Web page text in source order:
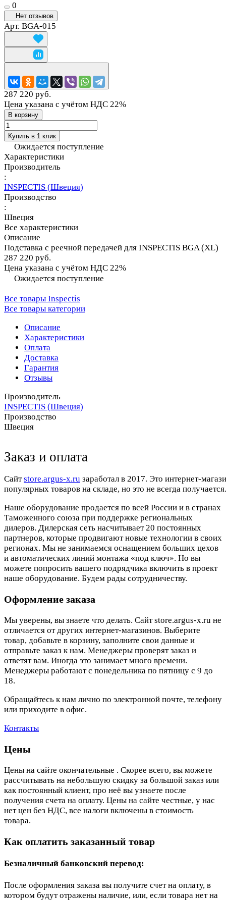
0
Нет отзывов
Арт. BGA-015
287 220 руб.
Цена указана с учётом НДС 22%
В корзину
Купить в 1 клик
Ожидается поступление
Характеристики
Производитель
:
INSPECTIS (Швеция)
Производство
:
Швеция
Все характеристики
Описание
Подставка с реечной передачей для INSPECTIS BGA (XL)
287 220 руб.
Цена указана с учётом НДС 22%
Ожидается поступление
Все товары Inspectis
Все товары категории
Описание
Характеристики
Оплата
Доставка
Гарантия
Отзывы
Производитель
INSPECTIS (Швеция)
Производство
Швеция
Заказ и оплата
Cайтstore.argus-x.ru заработал в 2017. Это интернет-
популярных товаров на складе, но это не всегда
Наше оборудование продается по всей России и в странах
Таможенного союза при поддержке региональных
дилеров. Дилерская сеть насчитывает 20 постоянных
партнеров, которые продвигают новые технологии в своих
регионах. Мы не занимаемся оснащением больших цехов
и автоматических линий монтажа «под ключ». Но вы
можете попросить вашего подрядчика включить в проект
наше оборудование. Будем рады сотрудничеству.
Оформление заказа
Мы уверены, вы знаете что делать. Сайт store.argus-x.ru не
отличается от других интернет-магазинов. Выберите
товар, добавьте в корзину, заполните свои данные и
отправьте заказ к нам. Менеджеры проверят заказ и
ответят вам. Иногда это занимает много времени.
Менеджеры работают с понедельника по пятницу с 9 до
18.
Обращайтесь к нам лично по электронной почте, телефону
или приходите в офис.
Контакты
Цены
Цены на сайте окончательные . Скорее всего, вы можете
рассчитывать на небольшую скидку за большой заказ или
как постоянный клиент, про неё вы узнаете после
получения счета на оплату. Цены на сайте честные, у нас
нет цен без НДС, все налоги включены в стоимость
товара.
Как оплатить заказанный товар
Безналичный банковский перевод:
После оформления заказа вы получите счет на оплату, в
котором будут отражены наличие, или, если товара нет на